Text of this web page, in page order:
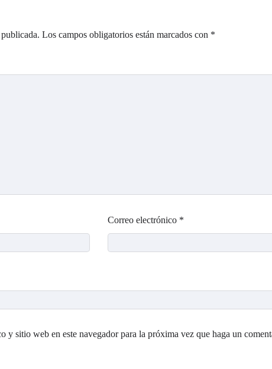
Los campos obligatorios están marcados con *
Correo electrónico *
y sitio web en este navegador para la próxima vez que haga un